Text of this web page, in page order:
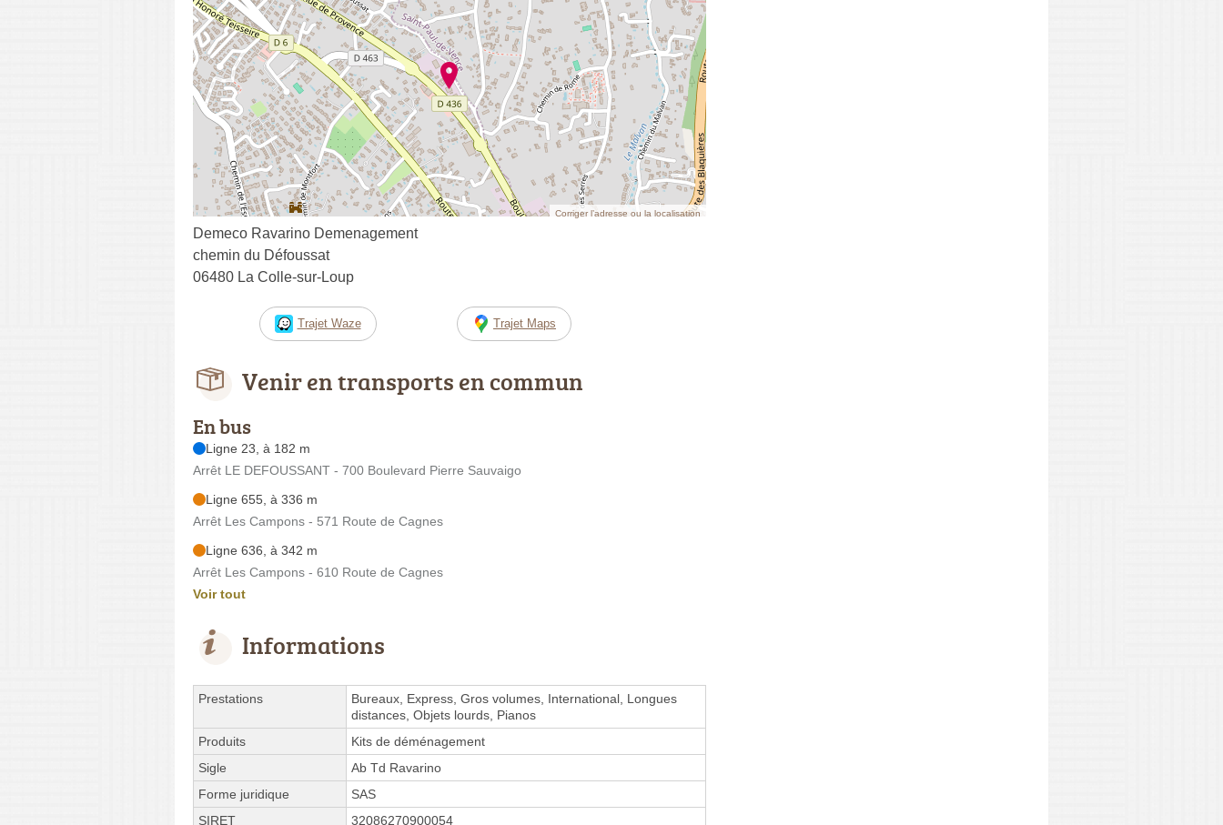
Corriger l’adresse ou la localisation
Demeco Ravarino Demenagement
chemin du Défoussat
06480 La Colle-sur-Loup
Trajet Waze Trajet Maps
Venir en transports en commun
En bus
Ligne 23, à 182 m
Arrêt LE DEFOUSSANT - 700 Boulevard Pierre Sauvaigo
Ligne 655, à 336 m
Arrêt Les Campons - 571 Route de Cagnes
Ligne 636, à 342 m
Arrêt Les Campons - 610 Route de Cagnes
Voir tout
Informations
Prestations
Bureaux, Express, Gros volumes, International, Longues
distances, Objets lourds, Pianos
Produits
Kits de déménagement
Sigle
Ab Td Ravarino
Forme juridique
SAS
SIRET
32086270900054